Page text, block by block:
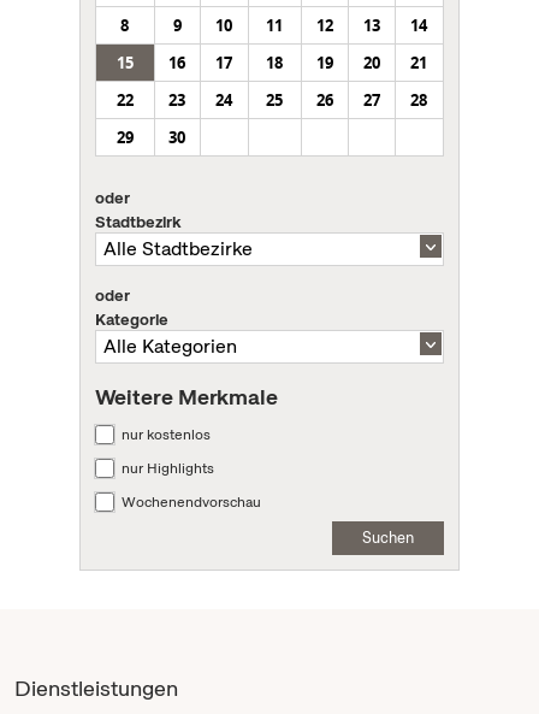
8
9 10 11 12 13
14
15
16 17 18 19 20
21
22
23 24 25 26 27
28
29
30
oder
Stadtbezirk
oder
Kategorie
Weitere Merkmale
nur kostenlos
nur Highlights
Wochenendvorschau
Suchen
Dienstleistungen